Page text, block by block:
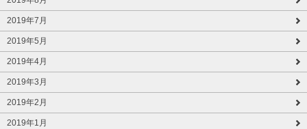
2019年7月
2019年5月
2019年4月
2019年3月
2019年2月
2019年1月